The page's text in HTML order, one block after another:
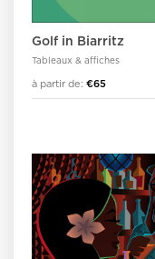
Golf in Biarritz
Tableaux & affiches
à partir de: €65